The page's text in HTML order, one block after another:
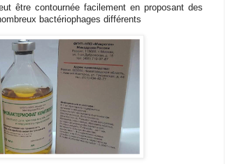
être contournée facilement en proposant des
bactériophages différents